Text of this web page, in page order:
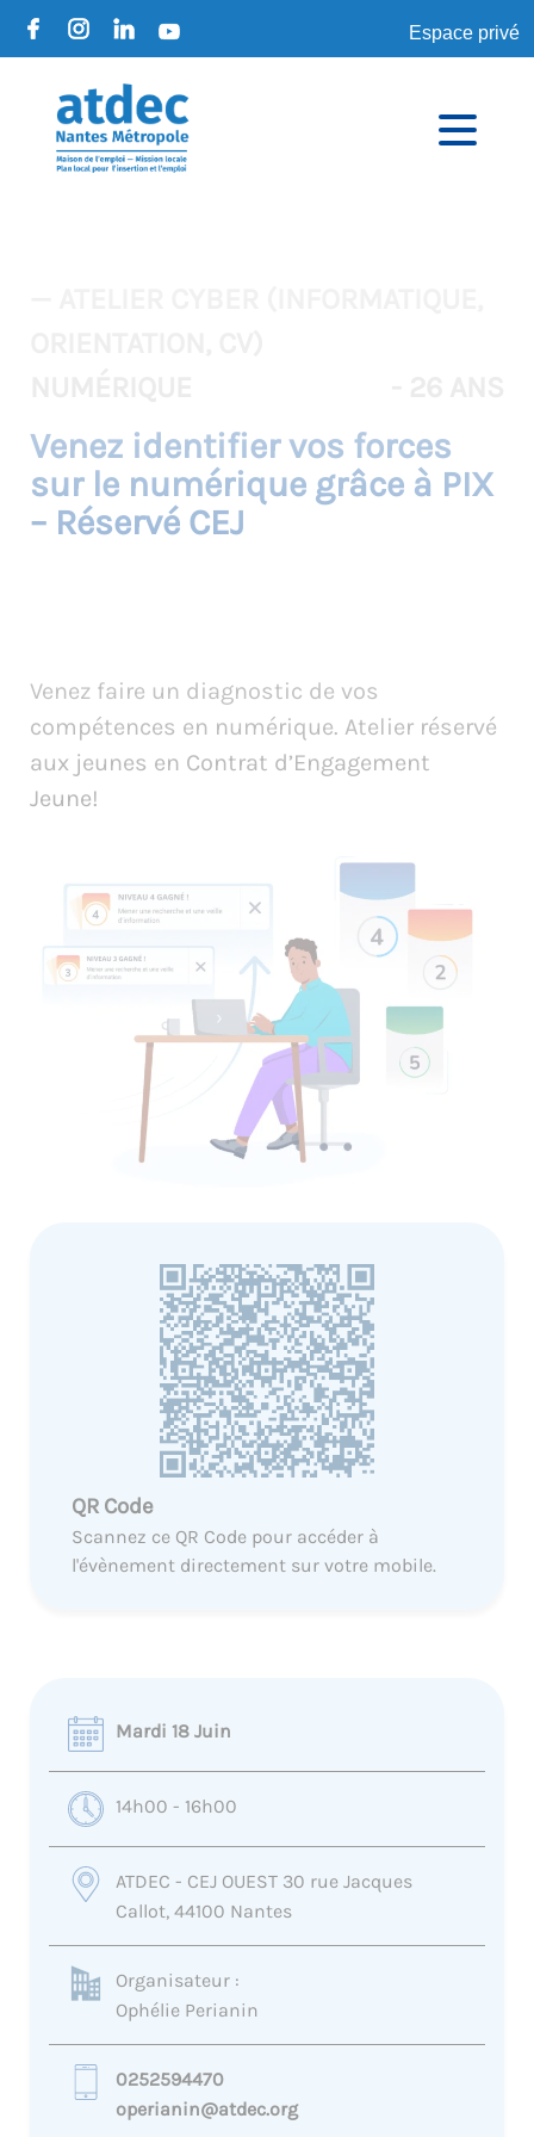
Espace privé
Venez identifier vos forces
sur le numérique grâce à PIX
– Réservé CEJ
Venez faire un diagnostic de vos
compétences en numérique. Atelier réservé
aux jeunes en Contrat d’Engagement
Jeune!
QR Code
Scannez ce QR Code pour accéder à
l'évènement directement sur votre mobile.
Mardi 18 Juin
14h00 - 16h00
ATDEC - CEJ OUEST 30 rue Jacques
Callot, 44100 Nantes
Organisateur :
Ophélie Perianin
0252594470
operianin@atdec.org